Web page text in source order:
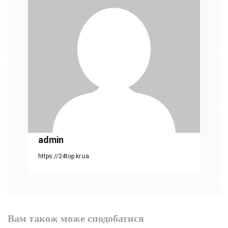
admin
https://24top.kr.ua
Вам також може сподобатися